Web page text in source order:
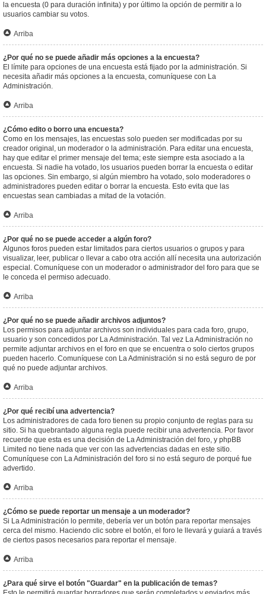
la encuesta (0 para duración infinita) y por último la opción de permitir a lo
usuarios cambiar su votos.
Arriba
¿Por qué no se puede añadir más opciones a la encuesta?
El límite para opciones de una encuesta está fijado por la administración. Si
necesita añadir más opciones a la encuesta, comuníquese con La
Administración.
Arriba
¿Cómo edito o borro una encuesta?
Como en los mensajes, las encuestas solo pueden ser modificadas por su
creador original, un moderador o la administración. Para editar una encuesta,
hay que editar el primer mensaje del tema; este siempre esta asociado a la
encuesta. Si nadie ha votado, los usuarios pueden borrar la encuesta o editar
las opciones. Sin embargo, si algún miembro ha votado, solo moderadores o
administradores pueden editar o borrar la encuesta. Esto evita que las
encuestas sean cambiadas a mitad de la votación.
Arriba
¿Por qué no se puede acceder a algún foro?
Algunos foros pueden estar limitados para ciertos usuarios o grupos y para
visualizar, leer, publicar o llevar a cabo otra acción allí necesita una autorización
especial. Comuníquese con un moderador o administrador del foro para que se
le conceda el permiso adecuado.
Arriba
¿Por qué no se puede añadir archivos adjuntos?
Los permisos para adjuntar archivos son individuales para cada foro, grupo,
usuario y son concedidos por La Administración. Tal vez La Administración no
permite adjuntar archivos en el foro en que se encuentra o solo ciertos grupos
pueden hacerlo. Comuníquese con La Administración si no está seguro de por
qué no puede adjuntar archivos.
Arriba
¿Por qué recibí una advertencia?
Los administradores de cada foro tienen su propio conjunto de reglas para su
sitio. Si ha quebrantado alguna regla puede recibir una advertencia. Por favor
recuerde que esta es una decisión de La Administración del foro, y phpBB
Limited no tiene nada que ver con las advertencias dadas en este sitio.
Comuníquese con La Administración del foro si no está seguro de porqué fue
advertido.
Arriba
¿Cómo se puede reportar un mensaje a un moderador?
Si La Administración lo permite, debería ver un botón para reportar mensajes
cerca del mismo. Haciendo clic sobre el botón, el foro le llevará y guiará a través
de ciertos pasos necesarios para reportar el mensaje.
Arriba
¿Para qué sirve el botón "Guardar" en la publicación de temas?